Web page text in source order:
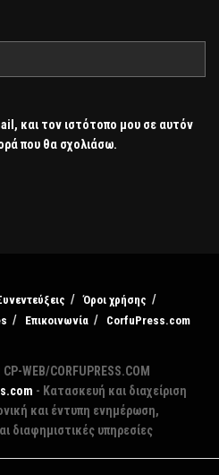
και τον ιστότοπο μου σε αυτόν
που θα σχολιάσω.
Όροι χρήσης
Επικοινωνία CorfuPress.com
WEB/CORFUPRESS.COM
- Κατασκευή και διαχείριση
και έντυπη ενημέρωση,
διαφημιστικές υπηρεσίες